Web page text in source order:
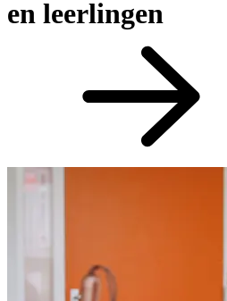
en leerlingen